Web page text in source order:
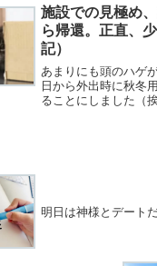
い！）と、いうわけ
「スマホに来る荷物
施設での見極め
ら帰還。正直、
記）
あまりにも頭のハゲ
日から外出時に秋冬
ることにしました（
明日は神様とデート